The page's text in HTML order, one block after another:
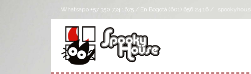
Whatsapp +57 350 774 1675 / En Bogotá (601) 656 24 16 /